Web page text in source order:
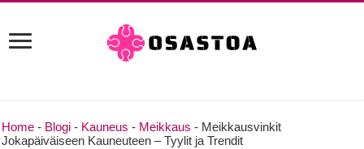
Home - Blogi - Kauneus - Meikkaus - Meikkausvinkit
Jokapäiväiseen Kauneuteen – Tyylit ja Trendit